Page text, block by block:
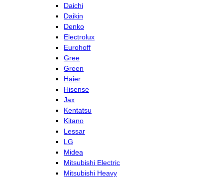
Daichi
Daikin
Denko
Electrolux
Eurohoff
Gree
Green
Haier
Hisense
Jax
Kentatsu
Kitano
Lessar
LG
Midea
Mitsubishi Electric
Mitsubishi Heavy